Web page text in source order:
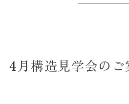
4月構造見学会のご